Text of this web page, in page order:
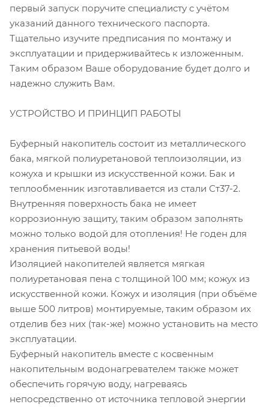
первый запуск поручите специалисту с учётом
указаний данного технического паспорта.
Тщательно изучите предписания по монтажу и
эксплуатации и придерживайтесь к изложенным.
Таким образом Ваше оборудование будет долго и
надежно служить Вам.
УСТРОЙСТВО И ПРИНЦИП РАБОТЫ
Буферный накопитель состоит из металлического
бака, мягкой полиуретановой теплоизоляции, из
кожуха и крышки из искусственной кожи. Бак и
теплообменник изготавливается из стали Ст37-2.
Внутренняя поверхность бака не имеет
коррозионную защиту, таким образом заполнять
можно только водой для отопления! Не годен для
хранения питьевой воды!
Изоляцией накопителей является мягкая
полиуретановая пена с толщиной 100 мм; кожух из
искусственной кожи. Кожух и изоляция (при объёме
выше 500 литров) монтируемые, таким образом их
отделив без них (так-же) можно установить на место
эксплуатации.
Буферный накопитель вместе с косвенным
накопительным водонагревателем также может
обеспечить горячую воду, нагреваясь
непосредственно от источника тепловой энергии